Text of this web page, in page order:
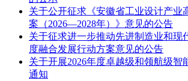
关于公开征求《安徽省工业设计产业
案（2026—2028年）》意见的公告
关于征求进一步推动先进制造业和现
度融合发展行动方案意见的公告
关于开展2026年度卓越级和领航级智
通知